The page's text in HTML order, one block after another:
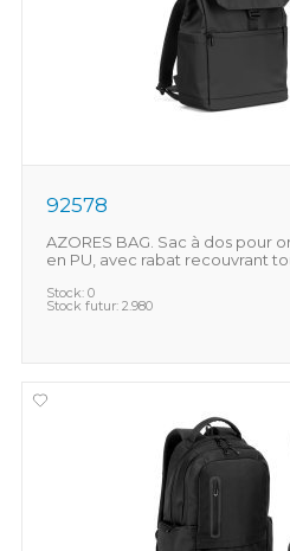
92578
AZORES BAG. Sac à dos pour
en PU, avec rabat recouvrant
Stock: 0
Stock futur: 2.980